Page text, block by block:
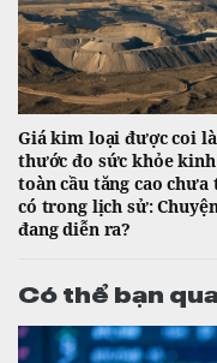
Giá kim loại được coi là
thước đo sức khỏe
toàn cầu tăng cao chưa
có trong lịch sử:
đang diễn ra?
Có thể bạn